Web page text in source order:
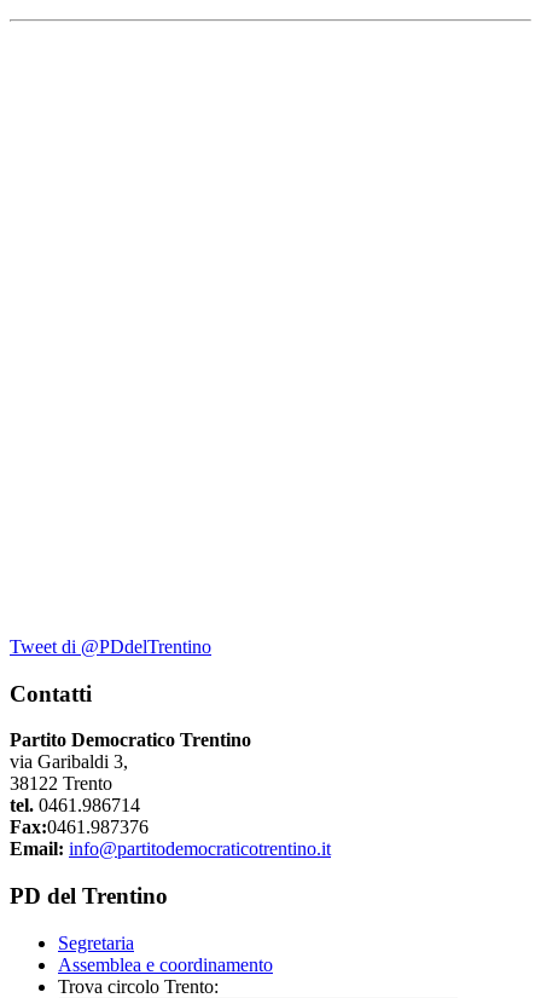
Tweet di @PDdelTrentino
Contatti
Partito Democratico Trentino
via Garibaldi 3,
38122 Trento
tel. 0461.986714
Fax:0461.987376
Email: info@partitodemocraticotrentino.it
PD del Trentino
Segretaria
Assemblea e coordinamento
Trova circolo Trento: